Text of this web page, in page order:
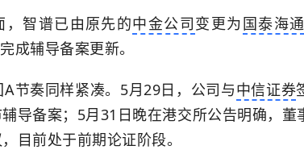
，智谱已由原先的中金公司变更为国泰海通
成辅导备案更新。
节奏同样紧凑。5月29日，公司与中信证券
导备案；5月31日晚在港交所公告明确，董
目前处于前期论证阶段。